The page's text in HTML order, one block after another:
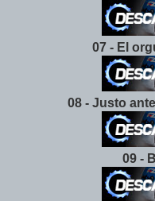
07 - El
08 - Justo
09 -